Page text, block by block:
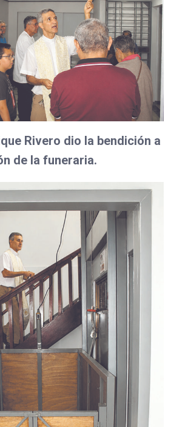
Rivero dio la bendición a
de la funeraria.